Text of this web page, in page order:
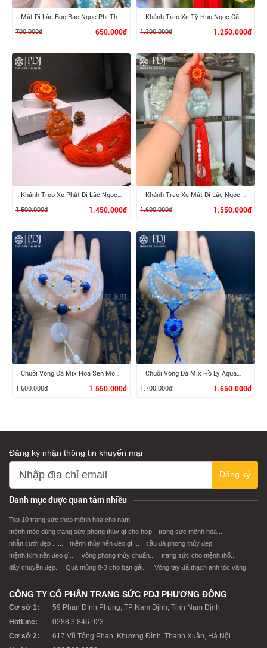
XEM CHI TIẾT
Mặt Di Lặc Bọc Bạc Ngọc Phỉ Thúy
700.000đ
650.000đ
XEM CHI TIẾT
Khánh Treo Xe Tỳ Hưu Ngọc Cẩm Thạch
1.300.000đ
1.250.000đ
XEM CHI TIẾT
Khánh Treo Xe Phật Di Lặc Ngọc Cẩm Thạch Huyết
1.500.000đ
1.450.000đ
XEM CHI TIẾT
Khánh Treo Xe Mặt Di Lặc Ngọc Cẩm Thạch
1.600.000đ
1.550.000đ
XEM CHI TIẾT
Chuỗi Vòng Đá Mix Hoa Sen Moonstone
1.600.000đ
1.550.000đ
XEM CHI TIẾT
Chuỗi Vòng Đá Mix Hồ Ly Aquamarine
1.700.000đ
1.650.000đ
Đăng ký nhận thông tin khuyến mại
Đăng ký
Danh mục được quan tâm nhiều
Top 10 trang sức theo mệnh hỏa cho nam
mệnh mộc dùng trang sức phong thủy gì cho hợp
trang sức mệnh hỏa ....
nhẫn cưới đẹp ......
mệnh thủy nên đeo gì....
cầu đá phong thủy đẹp
mệnh Kim nên đeo gì...
vòng phong thủy chuẩn...
trang sức cho mệnh thổ...
dây chuyền đẹp..
Quà mùng 8-3 cho bạn gái... Vòng tay đá thạch anh tóc vàng
CÔNG TY CỔ PHẦN TRANG SỨC PDJ PHƯƠNG ĐÔNG
Cơ sở 1:
59 Phan Đình Phùng, TP Nam Định, Tỉnh Nam Định
HotLine:
0288.3.846 923
Cơ sở 2:
617 Vũ Tông Phan, Khương Đình, Thanh Xuân, Hà Nội